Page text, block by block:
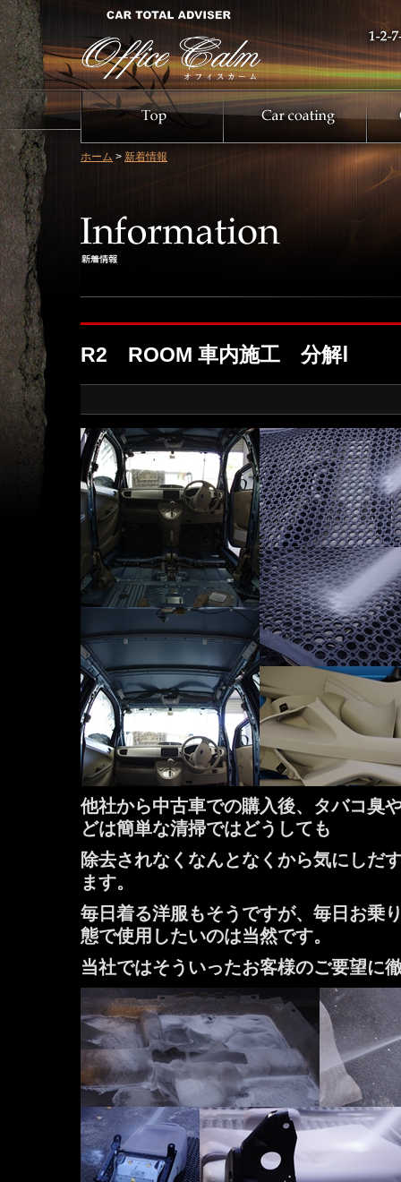
ホーム > 新着情報
R2 ROOM 車内施工 分解Ⅰ
他社から中古車での購入後、タバコ臭
どは簡単な清掃ではどうしても
除去されなくなんとなくから気にしだ
ます。
毎日着る洋服もそうですが、毎日お乗
態で使用したいのは当然です。
当社ではそういったお客様のご要望に